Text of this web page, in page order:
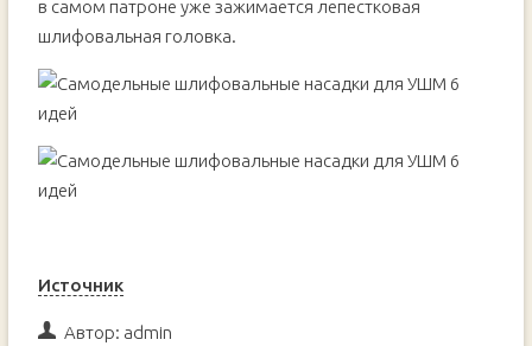
в самом патроне уже зажимается лепестковая
шлифовальная головка.
Источник
Автор: admin